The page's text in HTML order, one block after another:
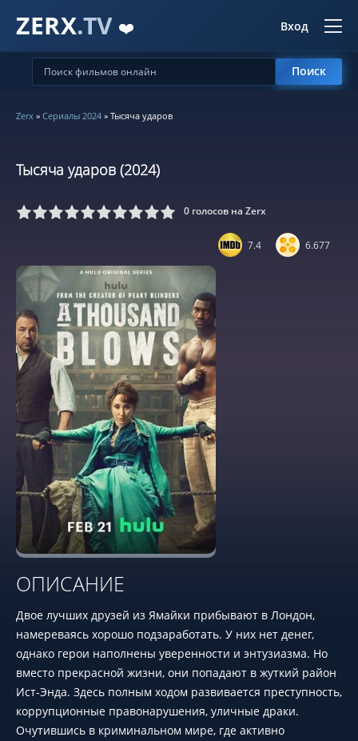
ZERX.TV ❤️ Вход
Поиск
Zerx » Сериалы 2024 » Тысяча ударов
Тысяча ударов (2024)
6 7 8 9 10 0 голосов на Zerx
7.4 6.677
ОПИСАНИЕ
Двое лучших друзей из Ямайки прибывают в Лондон,
намереваясь хорошо подзаработать. У них нет денег,
однако герои наполнены уверенности и энтузиазма. Но
вместо прекрасной жизни, они попадают в жуткий район
Ист-Энда. Здесь полным ходом развивается преступность,
коррупционные правонарушения, уличные драки.
Очутившись в криминальном мире, где активно